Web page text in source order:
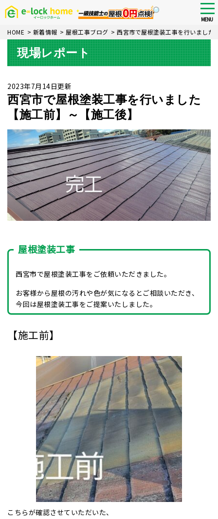
Skip
content
MENU
HOME > 新着情報 > 屋根工事ブログ > 西宮市で屋根塗装工事を行いました
現場レポート
2023年7月14日更新
西宮市で屋根塗装工事を行いました
【施工前】～【施工後】
屋根塗装工事
西宮市で屋根塗装工事をご依頼いただきました。
お客様から屋根の汚れや色が気になるとご相談いただき、
今回は屋根塗装工事をご提案いたしました。
【施工前】
こちらが確認させていただいた、